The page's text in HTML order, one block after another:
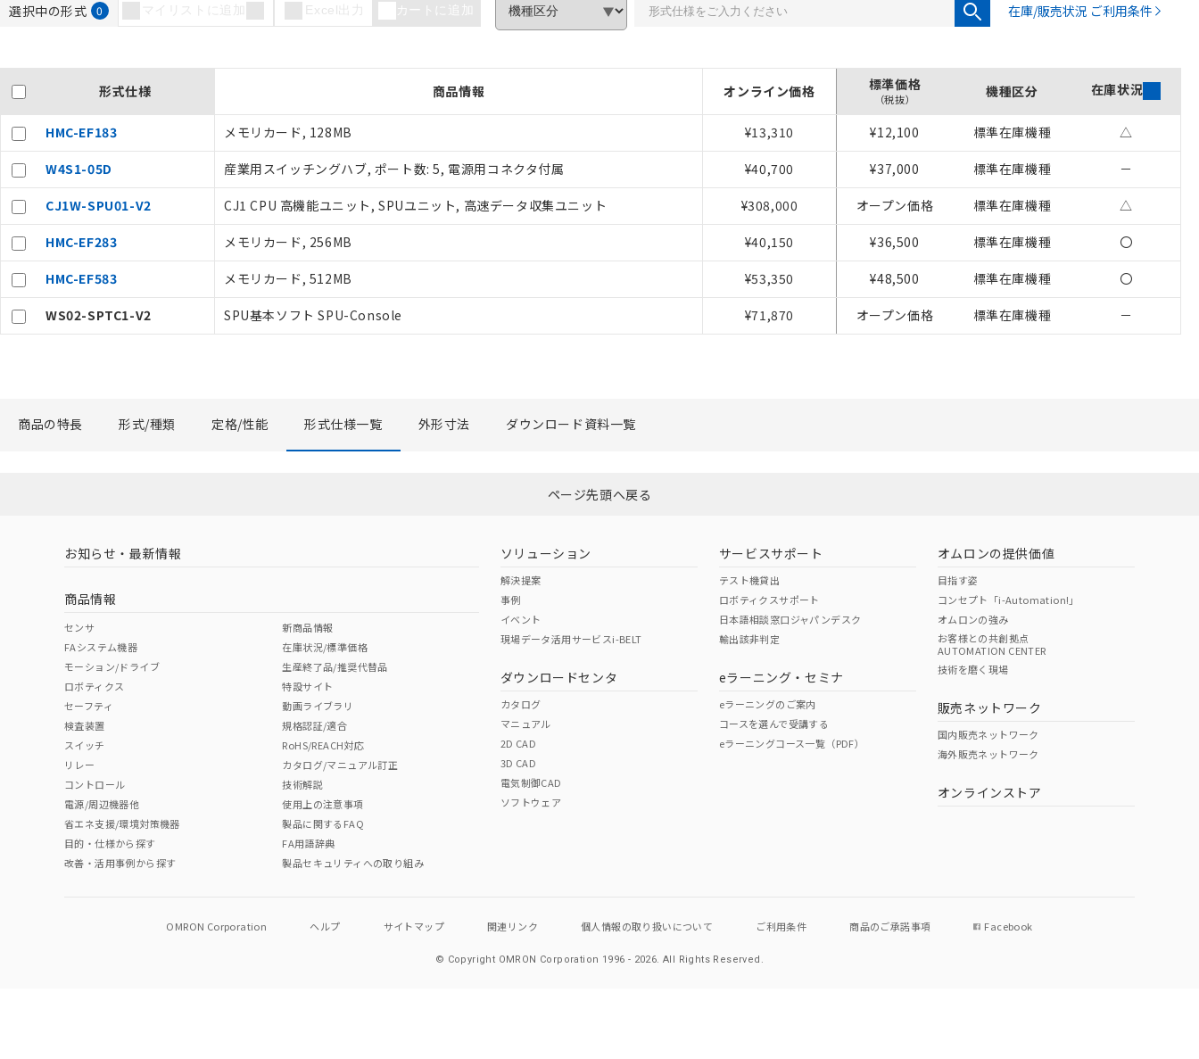
選択中の形式 0 マイリストに追加 Excel出力 カートに追加 在庫/販売状況 ご利用条件
形式仕様 商品情報 オンライン価格 標準価格
（税抜） 機種区分 在庫状況
HMC-EF183 メモリカード, 128MB ¥13,310 ¥12,100 標準在庫機種 △
W4S1-05D 産業用スイッチングハブ, ポート数: 5, 電源用コネクタ付属 ¥40,700 ¥37,000 標準在庫機種 －
CJ1W-SPU01-V2 CJ1 CPU 高機能ユニット, SPUユニット, 高速データ収集ユニット ¥308,000 オープン価格 標準在庫機種 △
HMC-EF283 メモリカード, 256MB ¥40,150 ¥36,500 標準在庫機種 〇
HMC-EF583 メモリカード, 512MB ¥53,350 ¥48,500 標準在庫機種 〇
WS02-SPTC1-V2 SPU基本ソフト SPU-Console ¥71,870 オープン価格 標準在庫機種 －
商品の特長 形式/種類 定格/性能 形式仕様一覧 外形寸法 ダウンロード資料一覧
ページ先頭へ戻る
お知らせ・最新情報
商品情報
センサ
FAシステム機器
モーション/ドライブ
ロボティクス
セーフティ
検査装置
スイッチ
リレー
コントロール
電源/周辺機器他
省エネ支援/環境対策機器
目的・仕様から探す
改善・活用事例から探す
新商品情報
在庫状況/標準価格
生産終了品/推奨代替品
特設サイト
動画ライブラリ
規格認証/適合
RoHS/REACH対応
カタログ/マニュアル訂正
技術解説
使用上の注意事項
製品に関するFAQ
FA用語辞典
製品セキュリティへの取り組み
ソリューション
解決提案
事例
イベント
現場データ活用サービスi-BELT
ダウンロードセンタ
カタログ
マニュアル
2D CAD
3D CAD
電気制御CAD
ソフトウェア
サービスサポート
テスト機貸出
ロボティクスサポート
日本語相談窓口ジャパンデスク
輸出該非判定
eラーニング・セミナ
eラーニングのご案内
コースを選んで受講する
eラーニングコース一覧（PDF）
オムロンの提供価値
目指す姿
コンセプト「i-Automation!」
オムロンの強み
お客様との共創拠点
AUTOMATION CENTER
技術を磨く現場
販売ネットワーク
国内販売ネットワーク
海外販売ネットワーク
オンラインストア
OMRON Corporation ヘルプ サイトマップ 関連リンク 個人情報の取り扱いについて ご利用条件 商品のご承諾事項 Facebook
© Copyright OMRON Corporation 1996 - 2026.All Rights Reserved.
記
号
説明
○ 一定数以上の在庫あり
△
空
白
受注生産機種、また在庫状況の情報を公開していない機種
ご利用条件
以下の条件をお読みいただき、同意のうえご利用ください。
本サービスは、当社制御機器事業取扱商品の当社在庫状況および標準価格(税抜)を提供させていただ
くものです。
在庫状況および標準価格照会結果は、記載している更新日時点での社内データに基づき作成されるも
い。
正式な納期状況および標準価格はお客様のお取引先、またはお客様担当のオムロン制御機器販売店・
当社販売員にご相談ください。
ている必要があります。
が、当社の製品・サービスに関するお客様との取引・商談に必要な範囲で利用することをご了承くだ
"個人情報の共同利用に関して"